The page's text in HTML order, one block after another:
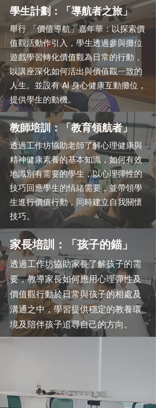
學生計劃：「導航者之旅」
舉行 「價值導航」嘉年華：以探索價
值觀活動作引入，學生透過參與攤位
遊戲學習轉化價值觀為日常的行動，
以講座深化如何活出與價值觀一致的
人生。並設有 AI 身心健康互動攤位，
提供學生的動機。
教師培訓：「教育領航者」
透過工作坊協助老師了解心理健康與
精神健康素養的基本知識，如何有效
地識別有需要的學生，以心理彈性的
技巧回應學生的情緒需要，並帶領學
生進行價值行動，同時建立自我關懷
技巧。
家長培訓：「孩子的錨」
透過工作坊協助家長了解孩子的需
要，教導家長如何應用心理彈性及
價值觀行動於日常與孩子的相處及
溝通之中，學習提供穩定的教養環
境及陪伴孩子追尋自己的方向。